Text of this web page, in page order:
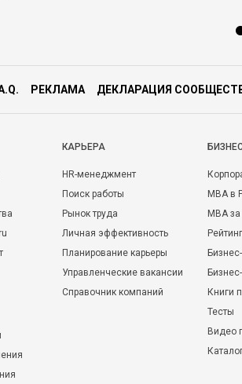
РЕКЛАМА ДЕКЛАРАЦИЯ
КАРЬЕРА
HR-менеджмент
Поиск работы
Рынок труда
Личная эффективность
Планирование карьеры
Управленческие вакансии
Справочник компаний
MBA в
MBA
Книги
Тесты
Видео